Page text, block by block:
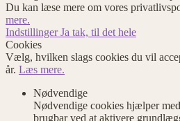
Du kan læse mere om vores
mere.
IndstillingerJa tak, til det hele
Cookies
Vælg, hvilken slags cookies du vil
år. Læs mere.
Nødvendige
Nødvendige cookies hjælper
brugbar ved at aktivere